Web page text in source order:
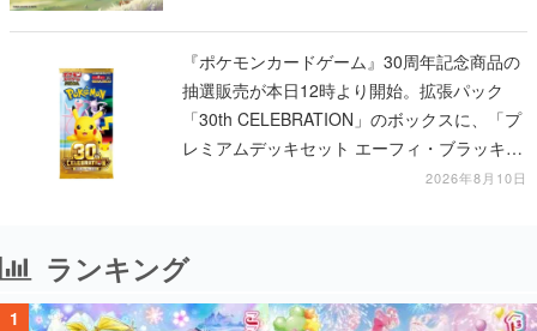
『ポケモンカードゲーム』30周年記念商品の
抽選販売が本日12時より開始。拡張パック
「30th CELEBRATION」のボックスに、「プ
レミアムデッキセット エーフィ・ブラッキ
ー」「FUTURISTIC BOX」の計3商品2026年8月10日
ランキング
1